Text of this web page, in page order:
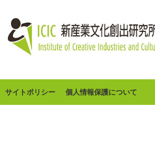
サイトポリシー 個人情報保護について